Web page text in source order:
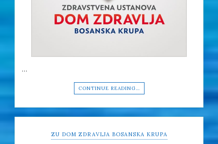
…
CONTINUE READING…
ZU DOM ZDRAVLJA BOSANSKA KRUPA